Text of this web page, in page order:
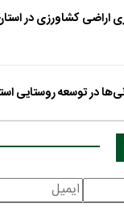
کاربری اراضی کشاورزی در
در توسعه روستایی